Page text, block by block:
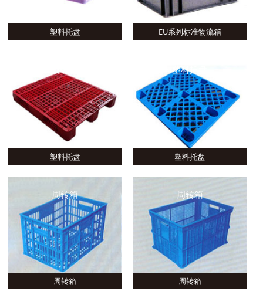
塑料托盘 EU系列标准物流箱
塑料托盘
塑料托盘
塑料托盘
塑料托盘
周转箱
周转箱
周转箱
周转箱